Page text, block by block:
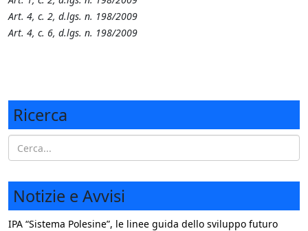
Art. 4, c. 2, d.lgs. n. 198/2009
Art. 4, c. 6, d.lgs. n. 198/2009
Ricerca
Notizie e Avvisi
IPA “Sistema Polesine”, le linee guida dello sviluppo futuro